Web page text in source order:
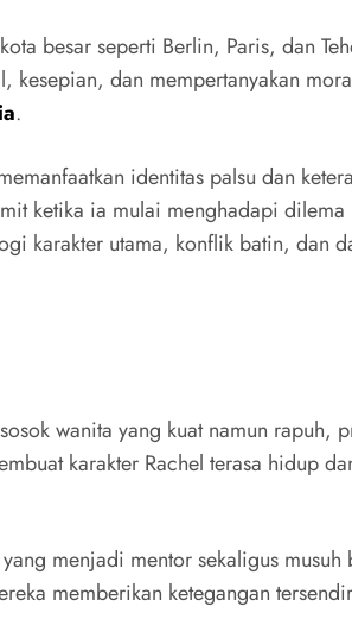
besar seperti Berlin, Paris, dan
kesepian, dan mempertanyakan
.
identitas palsu dan
ketika ia mulai menghadapi
karakter utama, konflik batin, dan
wanita yang kuat namun rapuh,
karakter Rachel terasa hidup
menjadi mentor sekaligus musuh
memberikan ketegangan